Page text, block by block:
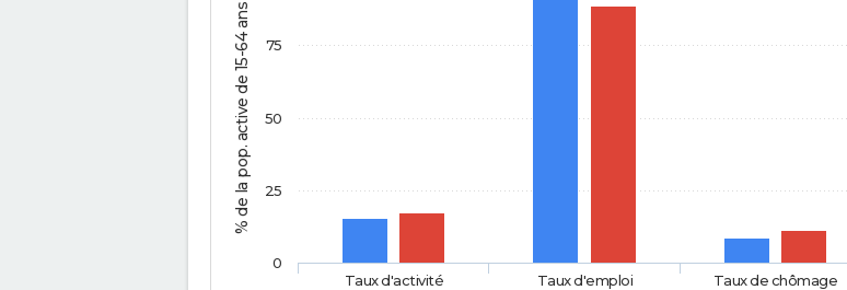
% de la pop. active de 15-64 ans
Taux d'activité Taux d'emploi Taux de chômage
0
25
50
75